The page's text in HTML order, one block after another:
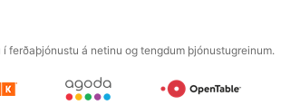
ferðaþjónustu á netinu og tengdum þjónustugreinum.